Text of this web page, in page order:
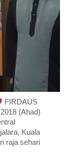
FIRDAUS
(Ahad)
Kuala
raja sehari